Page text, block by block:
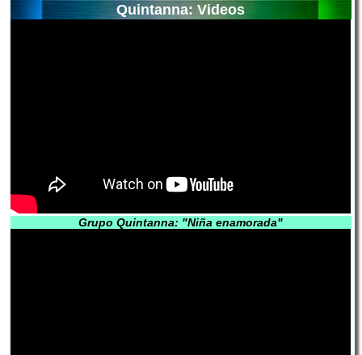
Quintanna: Videos
Grupo Quintanna: "Niña enamorada"